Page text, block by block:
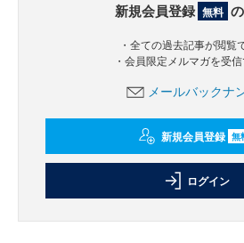
新規会員登録 無料
・全ての過去記事が閲覧
・会員限定メルマガを受
メールバックナ
新規会員登録 無
ログイン